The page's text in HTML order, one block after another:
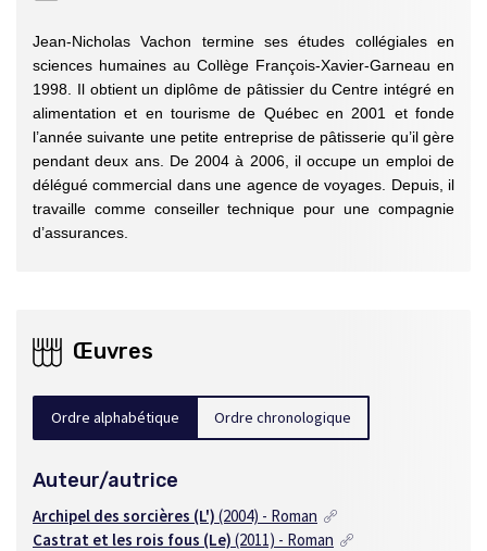
Jean-Nicholas Vachon termine ses études collégiales en
sciences humaines au Collège François-Xavier-Garneau en
1998. Il obtient un diplôme de pâtissier du Centre intégré en
alimentation et en tourisme de Québec en 2001 et fonde
l’année suivante une petite entreprise de pâtisserie qu’il gère
pendant deux ans. De 2004 à 2006, il occupe un emploi de
délégué commercial dans une agence de voyages. Depuis, il
travaille comme conseiller technique pour une compagnie
d’assurances.
Œuvres
Ordre alphabétique Ordre chronologique
Auteur/autrice
Archipel des sorcières (L') (2004) - Roman
Castrat et les rois fous (Le) (2011) - Roman